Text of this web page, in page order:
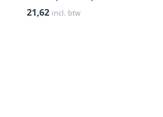
21,62 incl. btw